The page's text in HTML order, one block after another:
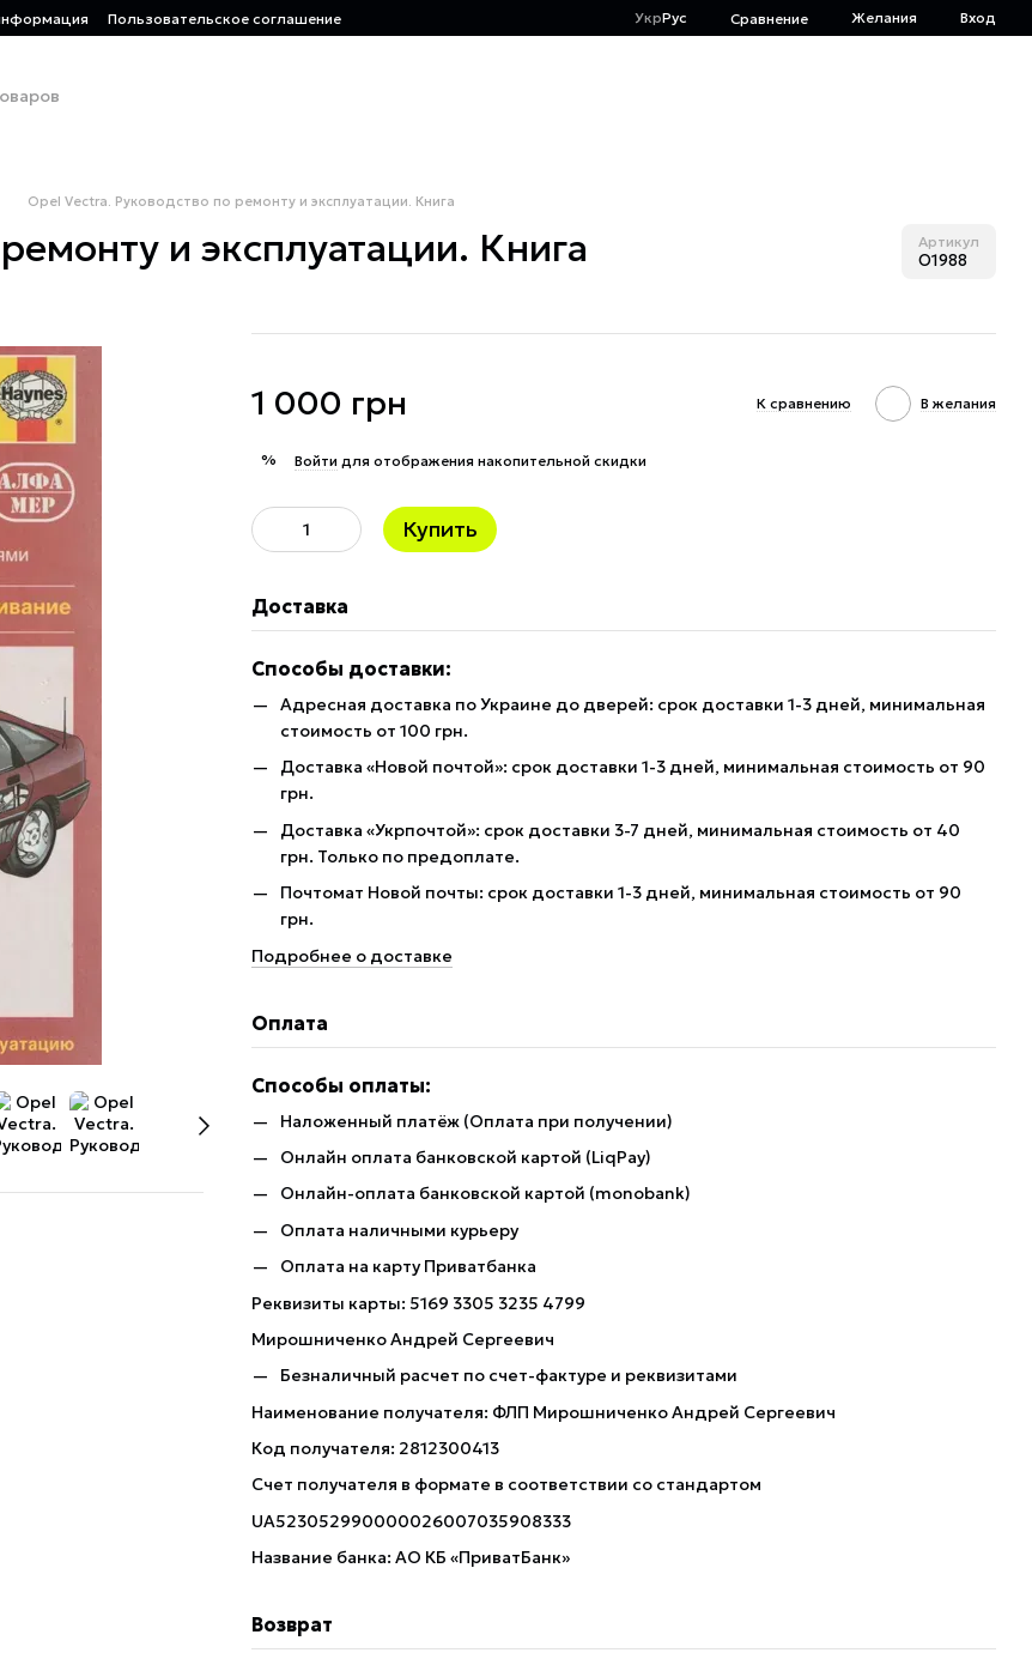
Пользовательское соглашение УкрРус Сравнение Желания Вход
Opel Vectra. Руководство по ремонту и эксплуатации. Книга
и эксплуатации. Книга Артикул
O1988
1 000 грн К сравнению В желания
% Войти для отображения накопительной скидки
Купить
Доставка
Способы доставки:
Адресная доставка по Украине до дверей: срок доставки 1-3 дней, минимальная
стоимость от 100 грн.
Доставка «Новой почтой»: срок доставки 1-3 дней, минимальная стоимость от 90
грн.
Доставка «Укрпочтой»: срок доставки 3-7 дней, минимальная стоимость от 40
грн. Только по предоплате.
Почтомат Новой почты: срок доставки 1-3 дней, минимальная стоимость от 90
грн.
Подробнее о доставке
Оплата
Способы оплаты:
Наложенный платёж (Оплата при получении)
Онлайн оплата банковской картой (LiqPay)
Онлайн-оплата банковской картой (monobank)
Оплата наличными курьеру
Оплата на карту Приватбанка
Реквизиты карты: 5169 3305 3235 4799
Мирошниченко Андрей Сергеевич
Безналичный расчет по счет-фактуре и реквизитами
Наименование получателя: ФЛП Мирошниченко Андрей Сергеевич
Код получателя: 2812300413
Счет получателя в формате в соответствии со стандартом
UA523052990000026007035908333
Название банка: АО КБ «ПриватБанк»
Возврат